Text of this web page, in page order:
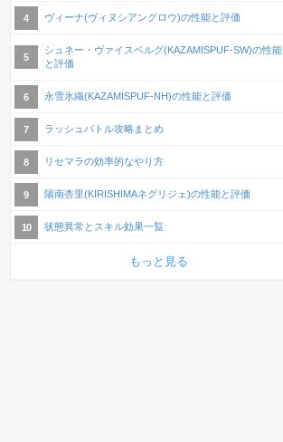
ヴィーナ(ヴィヌシアングロウ)の性能と評価
シュネー・ヴァイスベルグ(KAZAMISPUF-SW)の性能
と評価
永雪氷織(KAZAMISPUF-NH)の性能と評価
ラッシュバトル攻略まとめ
リセマラの効率的なやり方
陽南杏里(KIRISHIMAネグリジェ)の性能と評価
状態異常とスキル効果一覧
もっと見る